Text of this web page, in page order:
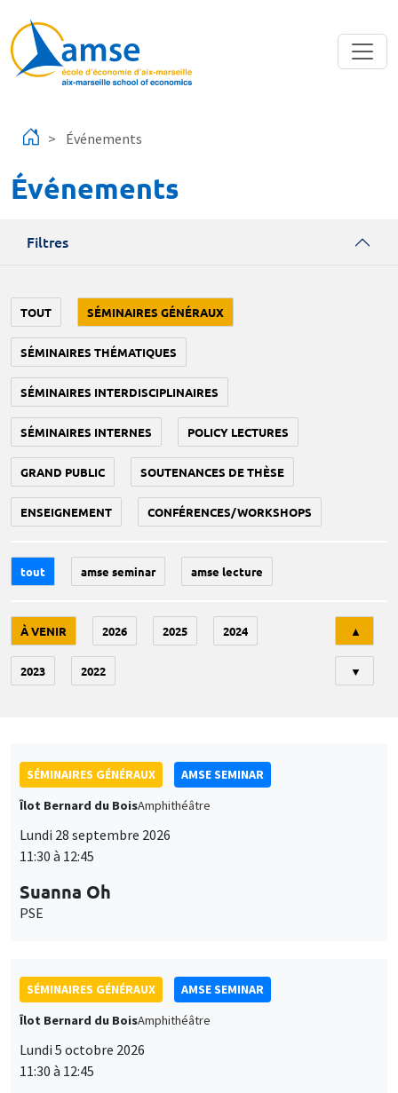
Événements
Événements
Filtres
TOUT SÉMINAIRES GÉNÉRAUX
SÉMINAIRES THÉMATIQUES
SÉMINAIRES INTERDISCIPLINAIRES
SÉMINAIRES INTERNES POLICY LECTURES
GRAND PUBLIC SOUTENANCES DE THÈSE
ENSEIGNEMENT CONFÉRENCES/WORKSHOPS
tout amse seminar amse lecture
À VENIR 2026 2025 2024
2023 2022
▲
▼
SÉMINAIRES GÉNÉRAUX
AMSE SEMINAR
Îlot Bernard du BoisAmphithéâtre
Lundi 28 septembre 2026
11:30 à 12:45
Suanna Oh
PSE
SÉMINAIRES GÉNÉRAUX
AMSE SEMINAR
Îlot Bernard du BoisAmphithéâtre
Lundi 5 octobre 2026
11:30 à 12:45